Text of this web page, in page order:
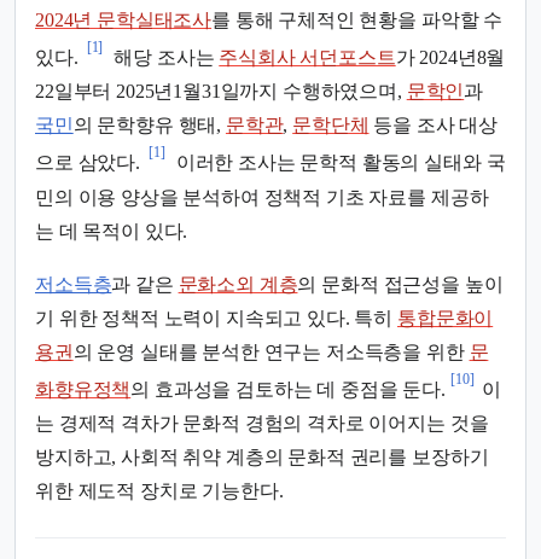
2024년 문학실태조사를 통해 구체적인 현황을 파악할 수
있다.
[1]
해당 조사는 주식회사 서던포스트가 2024년8월
22일부터 2025년1월31일까지 수행하였으며, 문학인과
국민의 문학향유 행태, 문학관, 문학단체 등을 조사 대상
으로 삼았다.
[1]
이러한 조사는 문학적 활동의 실태와 국
민의 이용 양상을 분석하여 정책적 기초 자료를 제공하
는 데 목적이 있다.
저소득층과 같은 문화소외 계층의 문화적 접근성을 높이
기 위한 정책적 노력이 지속되고 있다. 특히 통합문화이
용권 의 운영 실태를 분석한 연구는 저소득층을 위한 문
화향유정책의 효과성을 검토하는 데 중점을 둔다.
[10]
이
는 경제적 격차가 문화적 경험의 격차로 이어지는 것을
방지하고, 사회적 취약 계층의 문화적 권리를 보장하기
위한 제도적 장치로 기능한다.